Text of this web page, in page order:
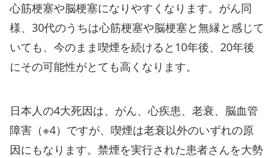
心筋梗塞や脳梗塞になりやすくなります。がん同
様、30代のうちは心筋梗塞や脳梗塞と無縁と感じて
いても、今のまま喫煙を続けると10年後、20年後
にその可能性がとても高くなります。
日本人の4大死因は、がん、心疾患、老衰、脳血管
障害（※4）ですが、喫煙は老衰以外のいずれの原
因にもなります。禁煙を実行された患者さんを大勢